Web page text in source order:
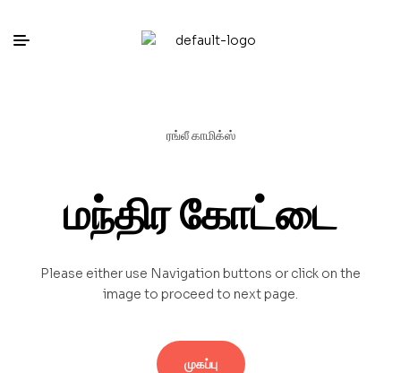
ரங்லீ காமிக்ஸ்
மந்திர கோட்டை
Please either use Navigation buttons or click on the
image to proceed to next page.
முகப்பு